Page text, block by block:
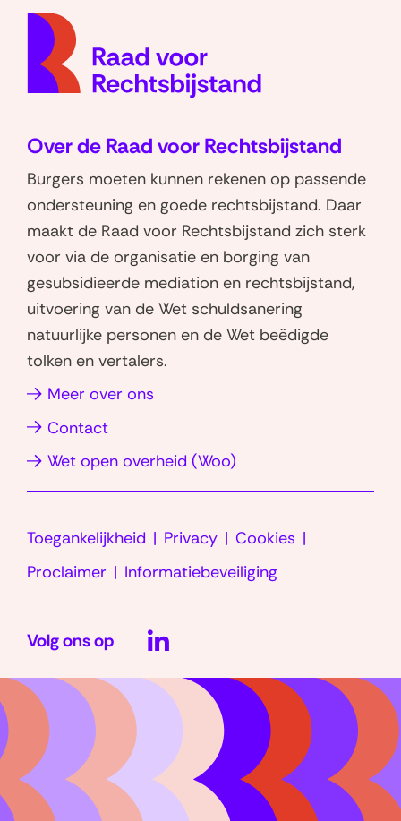
n
p
h
a
t
s
a
p
p
p
i
n
k
e
d
I
n
Over de Raad voor Rechtsbijstand
Burgers moeten kunnen rekenen op passende
ondersteuning en goede rechtsbijstand. Daar
maakt de Raad voor Rechtsbijstand zich sterk
voor via de organisatie en borging van
gesubsidieerde mediation en rechtsbijstand,
uitvoering van de Wet schuldsanering
natuurlijke personen en de Wet beëdigde
tolken en vertalers.
Meer over ons
venster)
Contact
Wet open overheid (Woo)
in
venster)
Toegankelijkheid Privacy
Cookies
Proclaimer
Informatiebeveiliging
Volg ons op
in
nieuw
venster)